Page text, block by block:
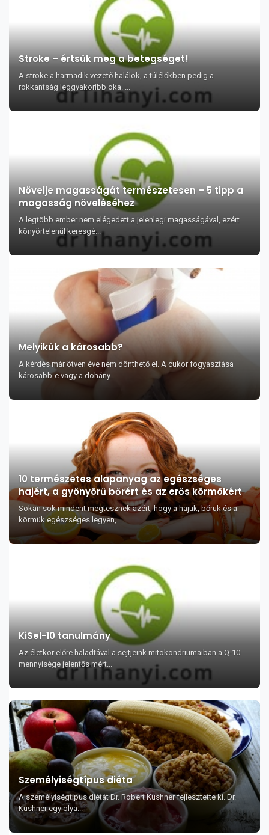
Stroke – értsük meg a betegséget!
A stroke a harmadik vezető halálok, a túlélőkben pedig a
rokkantság leggyakoribb oka. ...
Növelje magasságát természetesen – 5 tipp a
magasság növeléséhez
A legtöbb ember nem elégedett a jelenlegi magasságával, ezért
könyörtelenül keresgé...
Melyikük a károsabb?
A kérdés már ötven éve nem dönthető el. A cukor fogyasztása
károsabb-e vagy a dohány...
10 természetes alapanyag az egészséges
hajért, a gyönyörű bőrért és az erős körmökért
Sokan sok mindent megtesznek azért, hogy a hajuk, bőrük és a
körmük egészséges legyen,...
KiSel-10 tanulmány
Az életkor előre haladtával a sejtjeink mitokondriumaiban a Q-10
mennyisége jelentős mért...
Személyiségtípus diéta
A személyiségtípus diétát Dr. Robert Kushner fejlesztette ki. Dr.
Kushner egy olya...